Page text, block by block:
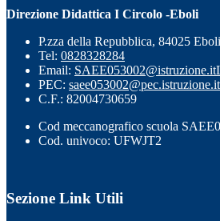
Direzione Didattica I Circolo -Eboli
P.zza della Repubblica, 84025
Tel: 0828328284
Email: SAEE053002@istruzione.it
PEC: saee053002@pec.istruzione.it
C.F.: 82004730659
Cod meccanografico scuola
Cod. univoco: UFWJT2
Sezione Link Utili